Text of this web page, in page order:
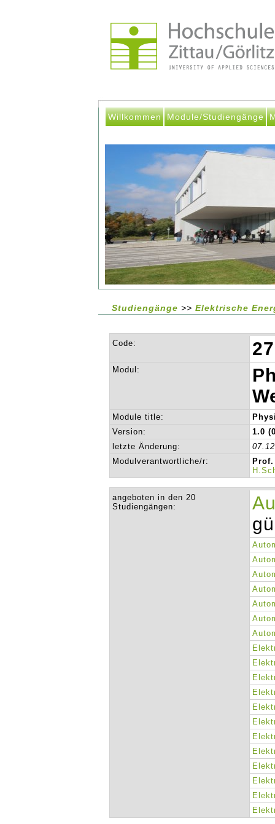
Willkommen Module/Studiengänge
Studiengänge >>Elektrische
Code:
Modul:
Module title:
Version:
1.0
letzte Änderung:
Modulverantwortliche/r:
angeboten in den 20
Studiengängen: